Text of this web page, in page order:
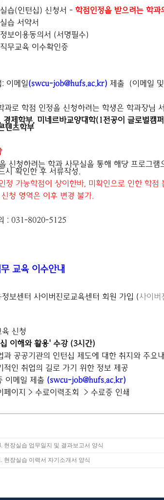
습(인턴십) 신청서 - 학점인정을 받으려는 학과
습 서약서
보이용동의서 (서명필수)
무교육 이수확인증
: 이메일(swcu-job@hufs.ac.kr) 제출 (이메일
과로 학점 인정을 신청하려는 학생은 학과장님
제학부, 미네르바교양대학(1전공이 글로벌캠
텐츠학부
신청하려는 학과 사무실을 통해 해당 프로그
시 확인한 후 서류작성.
정 가능학점이 상이한바, 미확인으로 인한 학
청 영역은 이후 변경 불가.
: 031-8020-5125
교육 이수안내
정보센터 사이버진로교육센터 회원 가입 (사이
신청
이해와 활용' 수강 (3시간)
과 공공기관의 인턴십 제도에 대한 취지와 주요
적인 취업의 길로 가기 위한 정보 제공
이메일 제출 (swcu-job@hufs.ac.kr)
페이지 > 수료이력조회 > 수료증 인쇄
현장실습 업무일지 및 결과보고서 양식
현장실습 이력서 자기소개서 양식